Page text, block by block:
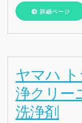
詳細ページ
ヤマハ
浄クリー
洗浄剤